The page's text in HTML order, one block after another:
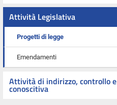
Attività Legislativa
Progetti di legge
Emendamenti
Attività di indirizzo, controllo e
conoscitiva